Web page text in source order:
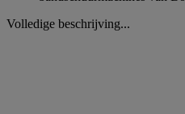
Volledige beschrijving...